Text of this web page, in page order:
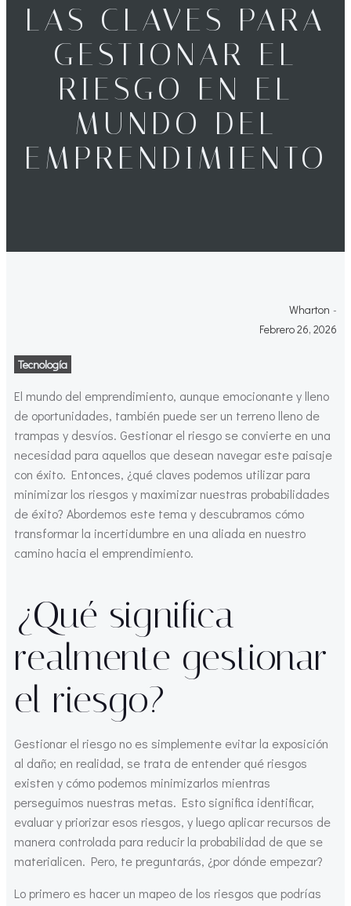
LAS CLAVES PARA
GESTIONAR EL
RIESGO EN EL
MUNDO DEL
EMPRENDIMIENTO
Wharton -
Febrero 26, 2026
Tecnología
El mundo del emprendimiento, aunque emocionante y lleno
de oportunidades, también puede ser un terreno lleno de
trampas y desvíos. Gestionar el riesgo se convierte en una
necesidad para aquellos que desean navegar este paisaje
con éxito. Entonces, ¿qué claves podemos utilizar para
minimizar los riesgos y maximizar nuestras probabilidades
de éxito? Abordemos este tema y descubramos cómo
transformar la incertidumbre en una aliada en nuestro
camino hacia el emprendimiento.
¿Qué significa
realmente gestionar
el riesgo?
Gestionar el riesgo no es simplemente evitar la exposición
al daño; en realidad, se trata de entender qué riesgos
existen y cómo podemos minimizarlos mientras
perseguimos nuestras metas. Esto significa identificar,
evaluar y priorizar esos riesgos, y luego aplicar recursos de
manera controlada para reducir la probabilidad de que se
materialicen. Pero, te preguntarás, ¿por dónde empezar?
Lo primero es hacer un mapeo de los riesgos que podrías